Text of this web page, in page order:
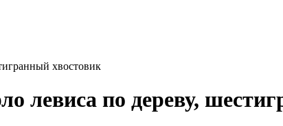
хвостовик
левиса по дереву,